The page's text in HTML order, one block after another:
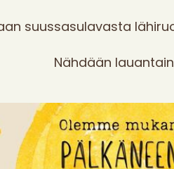
suussasulavasta
Nähdään